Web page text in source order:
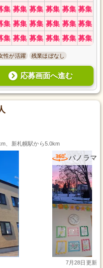
集 募集 募集 募集 募集 募集
集 募集 募集 募集 募集 募集
集 募集 募集 募集 募集 募集
性が活躍 残業ほぼなし
応募画面へ進む
、新札幌駅から5.0km
パノラマ
7月28日更新